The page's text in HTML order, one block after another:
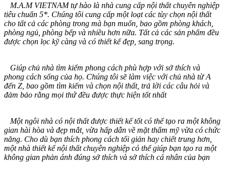
M.A.M VIETNAM tự hào là nhà cung cấp nội thất chuyên nghiệp
tiêu chuẩn 5*. Chúng tôi cung cấp một loạt các tùy chọn nội thất
cho tất cả các phòng trong mà bạn muốn, bao gồm phòng khách,
phòng ngủ, phòng bếp và nhiều hơn nữa. Tất cả các sản phẩm đều
được chọn lọc kỹ càng và có thiết kế đẹp, sang trọng.
Giúp chủ nhà tìm kiếm phong cách phù hợp với sở thích và
phong cách sống của họ. Chúng tôi sẽ làm việc với chủ nhà từ A
đến Z, bao gồm tìm kiếm và chọn nội thất, trả lời các câu hỏi và
đảm bảo rằng mọi thứ đều được thực hiện tốt nhất
Một ngôi nhà có nội thất được thiết kế tốt có thể tạo ra một không
gian hài hòa và đẹp mắt, vừa hấp dẫn về mặt thẩm mỹ vừa có chức
năng. Cho dù bạn thích phong cách tối giản hay chiết trung hơn,
một nhà thiết kế nội thất chuyên nghiệp có thể giúp bạn tạo ra một
không gian phản ánh đúng sở thích và sở thích cá nhân của bạn